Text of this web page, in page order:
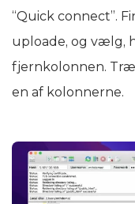
“Quick connect”.
uploade, og vælg,
fjernkolonnen.
en af kolonnerne.